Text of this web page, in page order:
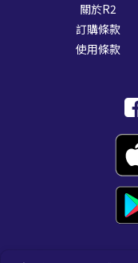
關於R2
訂購條款
使用條款